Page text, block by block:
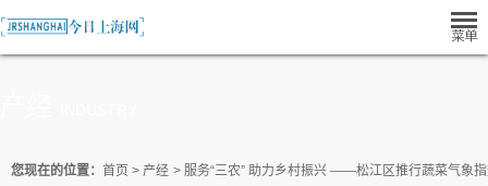
您现在的位置： 首页 > 产经 > 服务“三农” 助力乡村振兴 ——松江区推行蔬菜气象